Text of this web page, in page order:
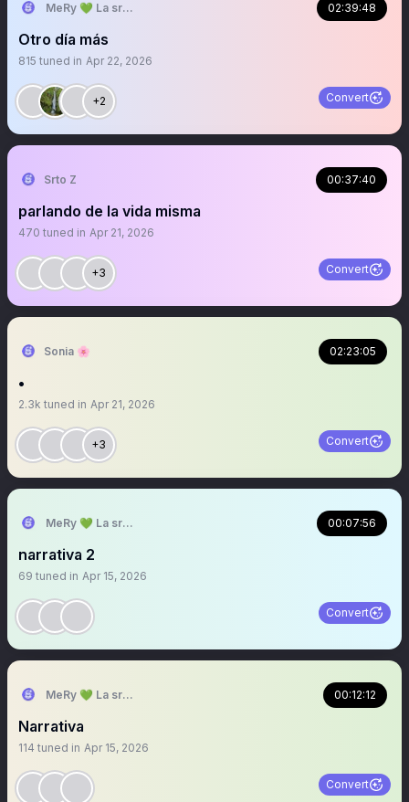
MeRy 💚 La sra que abre los espacios 02:39:48
Otro día más
815 tuned in Apr 22, 2026
+2 Convert
Srto Z 00:37:40
parlando de la vida misma
470 tuned in Apr 21, 2026
+3 Convert
Sonia 🌸 02:23:05
•
2.3k tuned in Apr 21, 2026
+3 Convert
MeRy 💚 La sra que abre los espacios 00:07:56
narrativa 2
69 tuned in Apr 15, 2026
Convert
MeRy 💚 La sra que abre los espacios 00:12:12
Narrativa
114 tuned in Apr 15, 2026
Convert